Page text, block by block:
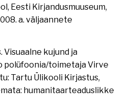
Eesti Kirjandusmuuseum,
a. väljaannete
Visuaalne kujund ja
polüfoonia/toimetaja Virve
Tartu Ülikooli Kirjastus,
humanitaarteaduslikke